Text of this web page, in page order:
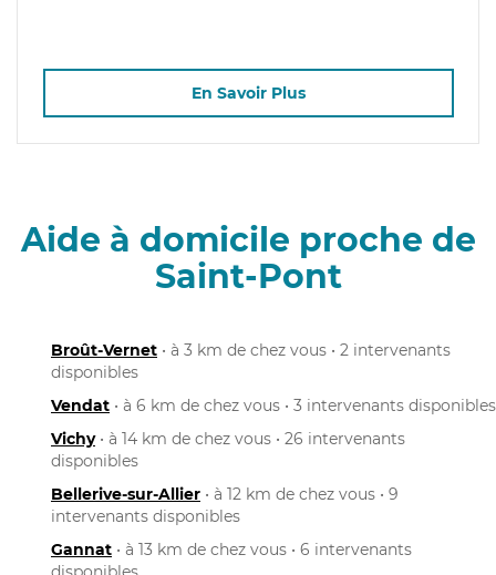
En Savoir Plus
Aide à domicile proche de
Saint-Pont
Broût-Vernet • à 3 km de chez vous • 2 intervenants
disponibles
Vendat • à 6 km de chez vous • 3 intervenants disponibles
Vichy• à 14 km de chez vous • 26 intervenants
disponibles
Bellerive-sur-Allier • à 12 km de chez vous • 9
intervenants disponibles
Gannat • à 13 km de chez vous • 6 intervenants